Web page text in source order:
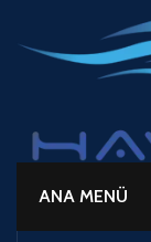
ANA MENÜ